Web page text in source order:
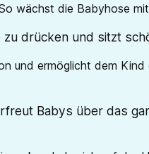
wächst die Babyhose
zu drücken und sitzt
und ermöglicht dem
Babys über das